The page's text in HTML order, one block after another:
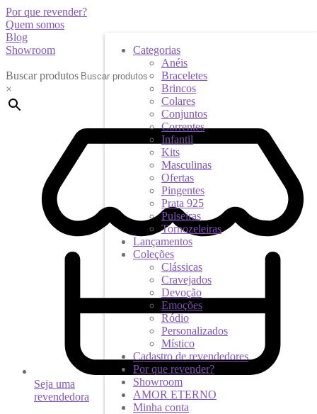
Por que revender?
Quem somos
Blog
Showroom
Buscar produtos
×
Seja uma
revendedora
Categorias
Anéis
Braceletes
Brincos
Colares
Conjuntos
Correntes
Infantil
Kits
Masculinas
Ofertas
Pingentes
Prata 925
Pulseiras
Tornozeleiras
Lançamentos
Coleções
Clássicas
Cravejados
Devoção
Emoções
Ródio
Personalizados
Místico
Cadastro de revendedores
Por que revender?
Showroom
AMOR ETERNO
Minha conta